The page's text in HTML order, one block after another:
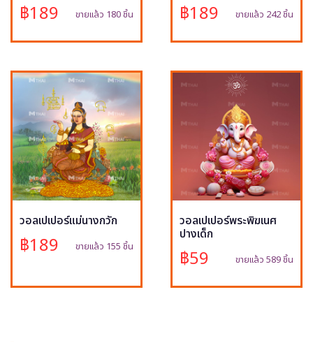
฿189 ขายแล้ว 180 ชิ้น ฿189 ขายแล้ว 242 ชิ้น
วอลเปเปอร์แม่นางกวัก
฿189 ขายแล้ว 155 ชิ้น
วอลเปเปอร์พระพิฆเนศ
ปางเด็ก
฿59 ขายแล้ว 589 ชิ้น